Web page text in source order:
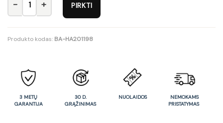
PIRKTI
Produkto kodas: BA-HA201198
3 METŲ
GARANTIJA
30 D.
GRĄŽINIMAS
NUOLAIDOS
NEMOKAMS
PRISTATYMAS